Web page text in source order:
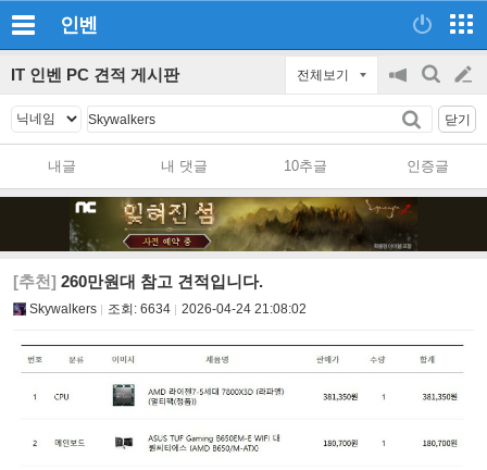
인벤
IT 인벤 PC 견적 게시판 전체보기
공
지
on/off
검
글
쓰
닫기
내글 내 댓글 10추글 인증글
[추천] 260만원대 참고 견적입니다.
Skywalkers 조회: 6634 2026-04-24 21:08:02